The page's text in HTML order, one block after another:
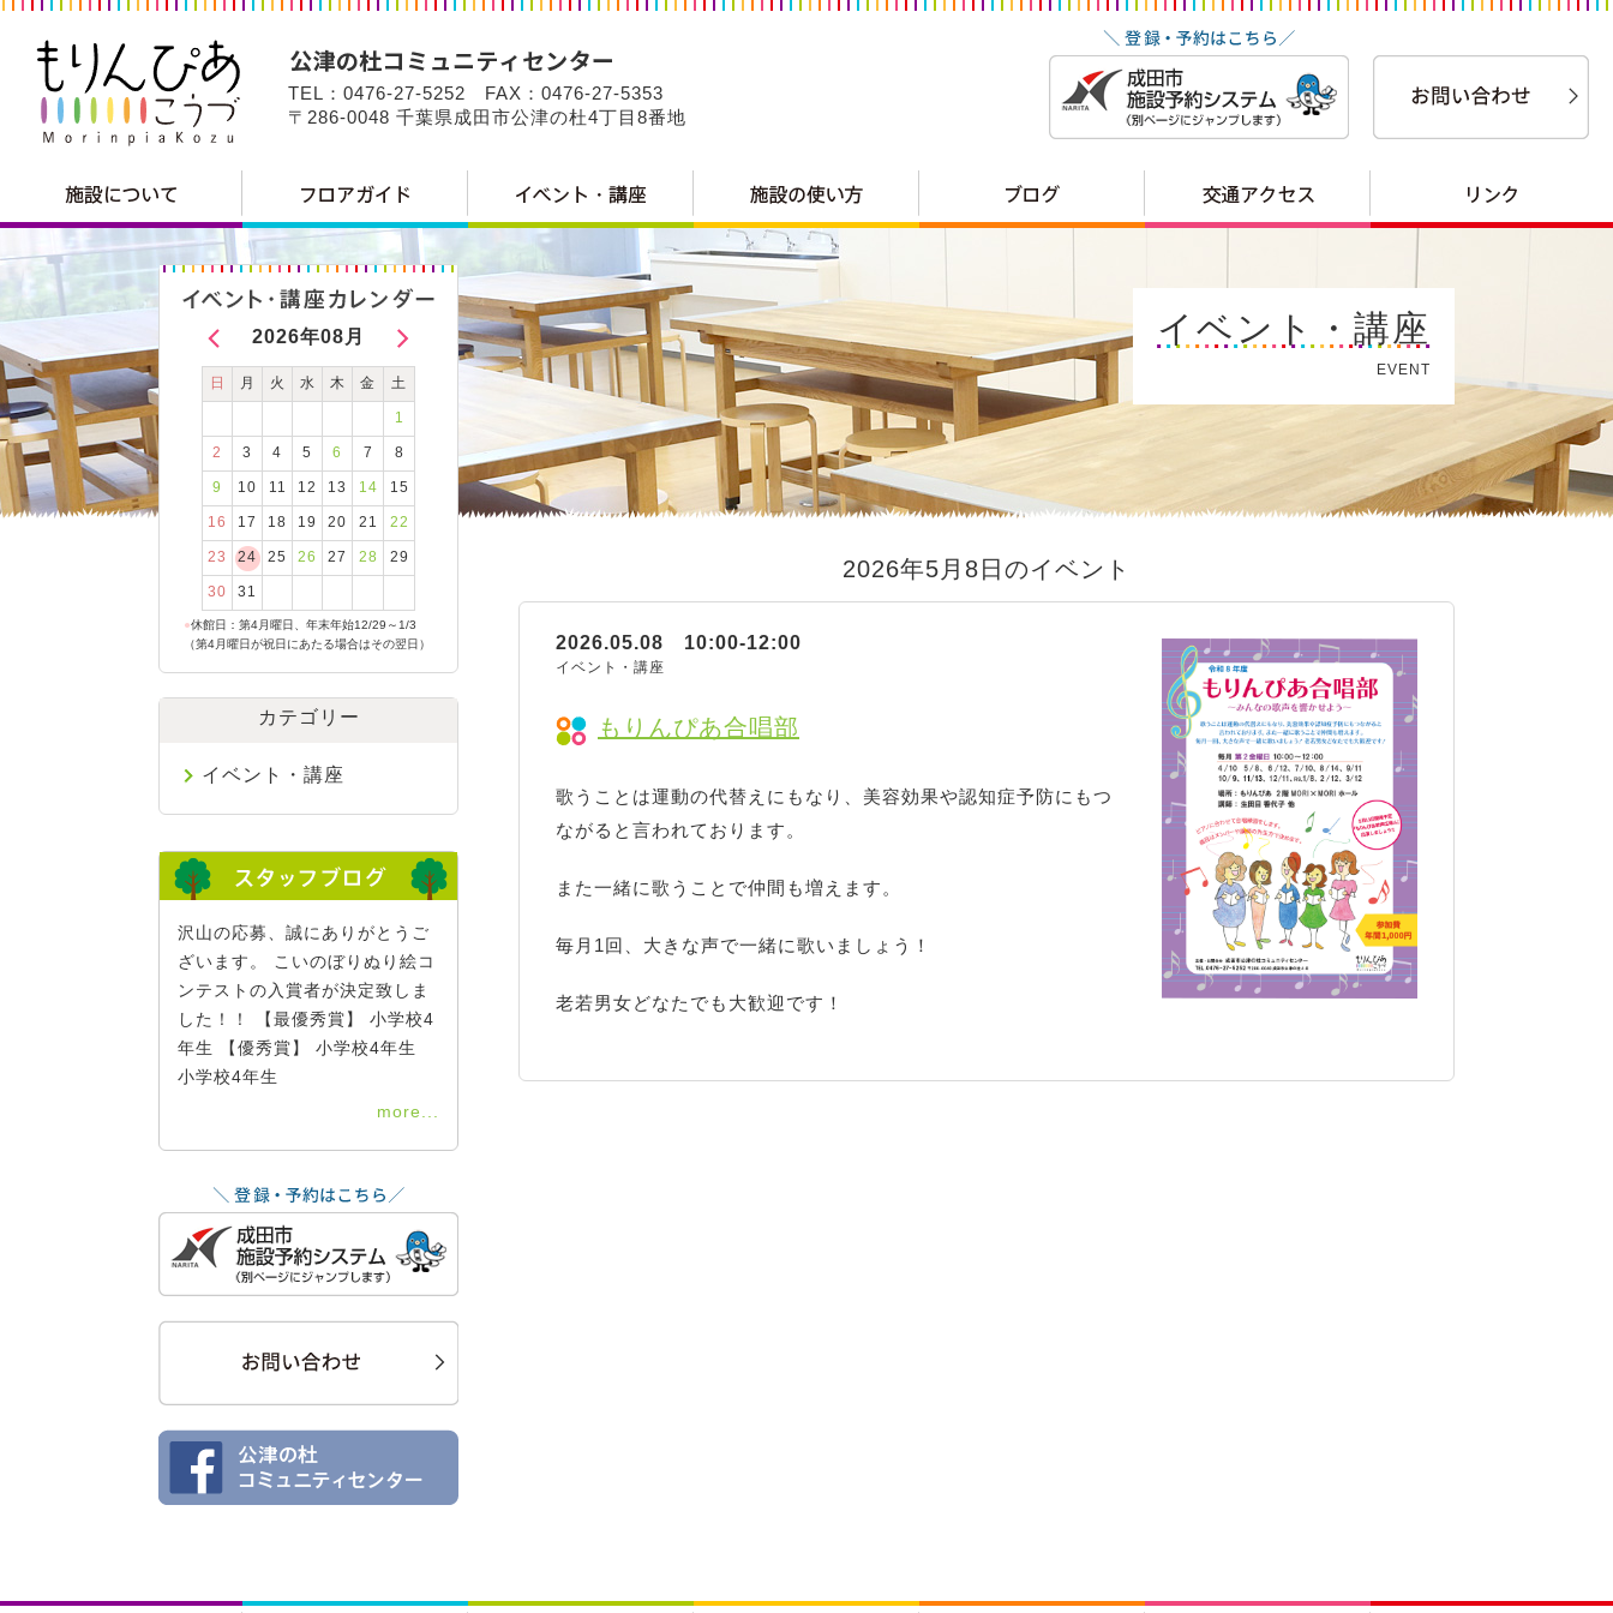
TEL：0476-27-5252 FAX：0476-27-5353
〒286-0048 千葉県成田市公津の杜4丁目8番地
イベント・講座
EVENT
2026年5月8日のイベント
もりんぴあ合唱部
2026.05.08 10:00-12:00
イベント・講座
歌うことは運動の代替えにもなり、美容効果や認知症予防にもつ
ながると言われております。
また一緒に歌うことで仲間も増えます。
毎月1回、大きな声で一緒に歌いましょう！
老若男女どなたでも大歓迎です！
2026年08月
日 月 火 水 木 金 土
1
2 3 4 5 6 7 8
9 10 11 12 13 14 15
16 17 18 19 20 21 22
23 24 25 26 27 28 29
30 31
●休館日：第4月曜日、年末年始12/29～1/3
（第4月曜日が祝日にあたる場合はその翌日）
カテゴリー
イベント・講座
沢山の応募、誠にありがとうご
ざいます。 こいのぼりぬり絵コ
ンテストの入賞者が決定致しま
した！！ 【最優秀賞】 小学校4
年生 【優秀賞】 小学校4年生
小学校4年生
more...